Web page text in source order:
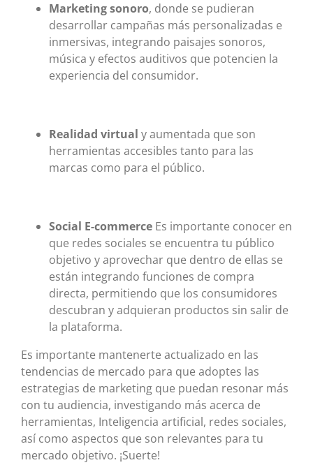
Marketing sonoro, donde se pudieran
desarrollar campañas más personalizadas e
inmersivas, integrando paisajes sonoros,
música y efectos auditivos que potencien la
experiencia del consumidor.
Realidad virtual y aumentada que son
herramientas accesibles tanto para las
marcas como para el público.
Social E-commerce Es importante conocer en
que redes sociales se encuentra tu público
objetivo y aprovechar que dentro de ellas se
están integrando funciones de compra
directa, permitiendo que los consumidores
descubran y adquieran productos sin salir de
la plataforma.
Es importante mantenerte actualizado en las
tendencias de mercado para que adoptes las
estrategias de marketing que puedan resonar más
con tu audiencia, investigando más acerca de
herramientas, Inteligencia artificial, redes sociales,
así como aspectos que son relevantes para tu
mercado objetivo. ¡Suerte!